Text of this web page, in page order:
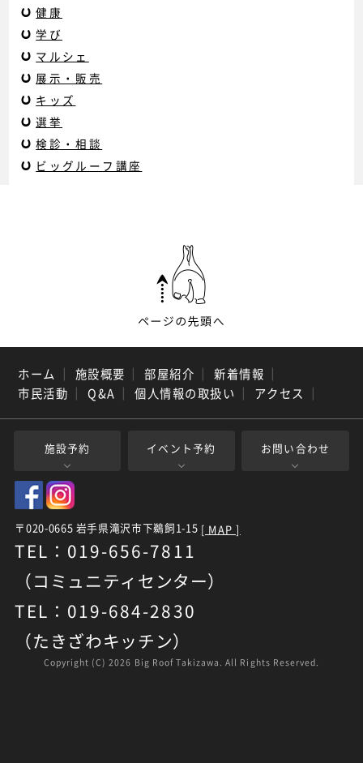
健康
学び
マルシェ
展示・販売
キッズ
選挙
検診・相談
ビッグルーフ講座
ホーム ｜ 施設概要 ｜ 部屋紹介 ｜ 新着情報 ｜
市民活動 ｜ Q&A ｜ 個人情報の取扱い ｜ アクセス ｜
施設予約 イベント予約 お問い合わせ
〒020-0665 岩手県滝沢市下鵜飼1-15 [ MAP ]
TEL：019-656-7811
（コミュニティセンター）
TEL：019-684-2830
（たきざわキッチン）
Copyright (C)2026 Big Roof Takizawa. All Rights Reserved.